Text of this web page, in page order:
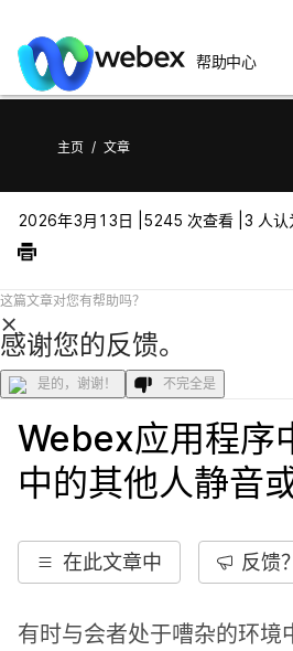
帮助中心
主页 / 文章
2026年3月13日 | 5245 次查看 | 3 人认
这篇文章对您有帮助吗？
感谢您的反馈。
是的，谢谢！ 不完全是
Webex应用程序
中的其他人静音
在此文章中 反馈？
有时与会者处于嘈杂的环境